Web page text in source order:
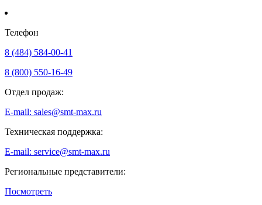
Телефон
8 (484) 584-00-41
8 (800) 550-16-49
Отдел продаж:
E-mail: sales@smt-max.ru
Техническая поддержка:
E-mail: service@smt-max.ru
Региональные представители:
Посмотреть